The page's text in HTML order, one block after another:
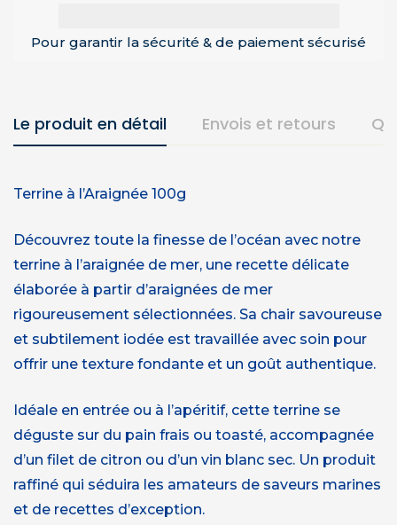
Pour garantir la sécurité & de paiement sécurisé
Le produit en détail Envois et retours
Terrine à l’Araignée 100g
Découvrez toute la finesse de l’océan avec notre
terrine à l’araignée de mer, une recette délicate
élaborée à partir d’araignées de mer
rigoureusement sélectionnées. Sa chair savoureuse
et subtilement iodée est travaillée avec soin pour
offrir une texture fondante et un goût authentique.
Idéale en entrée ou à l’apéritif, cette terrine se
déguste sur du pain frais ou toasté, accompagnée
d’un filet de citron ou d’un vin blanc sec. Un produit
raffiné qui séduira les amateurs de saveurs marines
et de recettes d’exception.